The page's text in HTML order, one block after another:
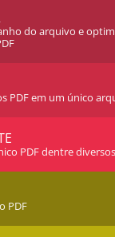
do arquivo e
PDF em um único
PDF dentre
PDF